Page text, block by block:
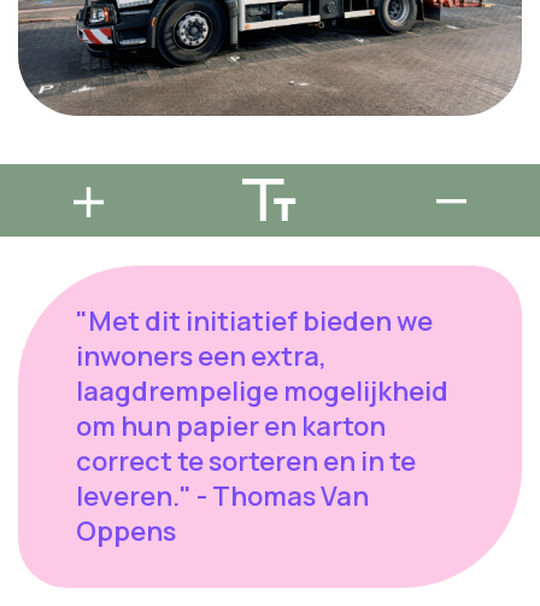
"Met dit initiatief bieden we
inwoners een extra,
laagdrempelige mogelijkheid
om hun papier en karton
correct te sorteren en in te
leveren." - Thomas Van
Oppens